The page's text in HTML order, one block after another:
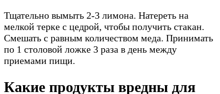
Тщательно вымыть 2-3 лимона. Натереть на
мелкой терке с цедрой, чтобы получить стакан.
Смешать с равным количеством меда. Принимать
по 1 столовой ложке 3 раза в день между
приемами пищи.
Какие продукты вредны для